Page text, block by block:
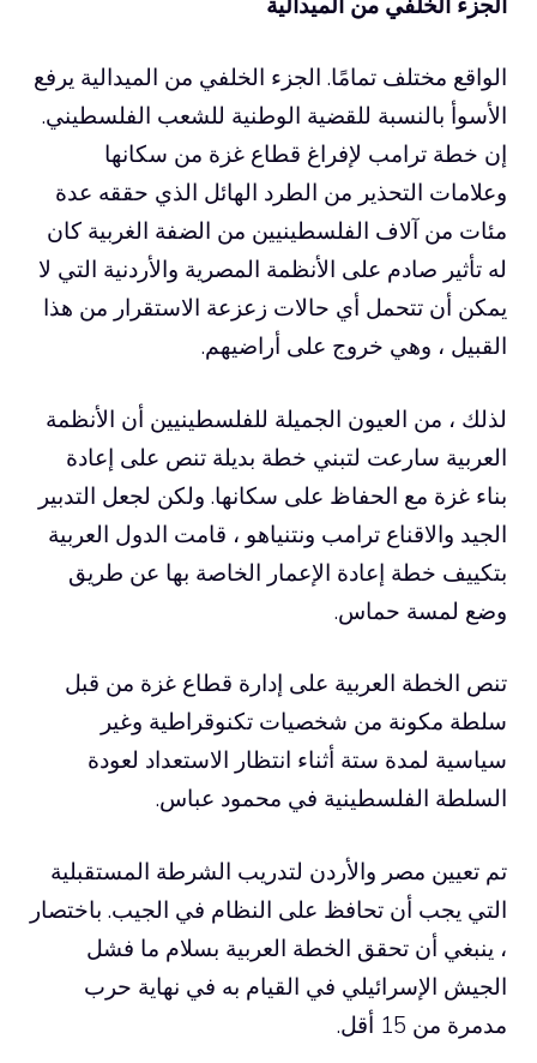
الواقع مختلف تمامًا. الجزء الخلفي من الميدالية يرفع
الأسوأ بالنسبة للقضية الوطنية للشعب الفلسطيني.
إن خطة ترامب لإفراغ قطاع غزة من سكانها
وعلامات التحذير من الطرد الهائل الذي حققه عدة
مئات من آلاف الفلسطينيين من الضفة الغربية كان
له تأثير صادم على الأنظمة المصرية والأردنية التي لا
يمكن أن تتحمل أي حالات زعزعة الاستقرار من هذا
القبيل ، وهي خروج على أراضيهم.
لذلك ، من العيون الجميلة للفلسطينيين أن الأنظمة
العربية سارعت لتبني خطة بديلة تنص على إعادة
بناء غزة مع الحفاظ على سكانها. ولكن لجعل التدبير
الجيد والاقناع ترامب ونتنياهو ، قامت الدول العربية
بتكييف خطة إعادة الإعمار الخاصة بها عن طريق
وضع لمسة حماس.
تنص الخطة العربية على إدارة قطاع غزة من قبل
سلطة مكونة من شخصيات تكنوقراطية وغير
سياسية لمدة ستة أثناء انتظار الاستعداد لعودة
السلطة الفلسطينية في محمود عباس.
تم تعيين مصر والأردن لتدريب الشرطة المستقبلية
التي يجب أن تحافظ على النظام في الجيب. باختصار
، ينبغي أن تحقق الخطة العربية بسلام ما فشل
الجيش الإسرائيلي في القيام به في نهاية حرب
مدمرة من 15 أقل.